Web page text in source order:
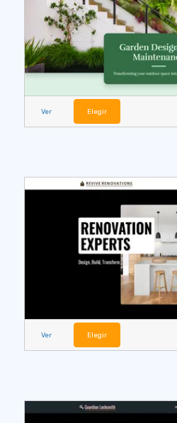
Ver Elegir
Ver Elegir